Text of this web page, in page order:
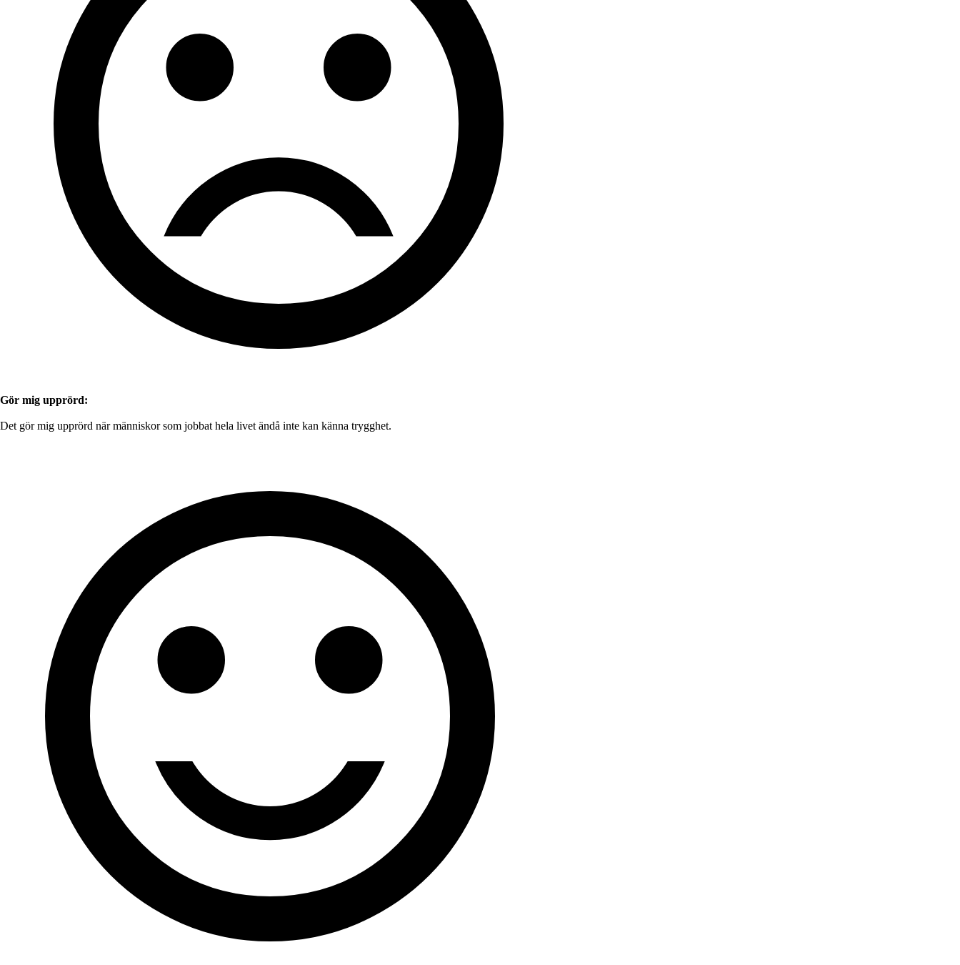
Gör mig upprörd:
Det gör mig upprörd när människor som jobbat hela livet ändå inte kan känna trygghet.